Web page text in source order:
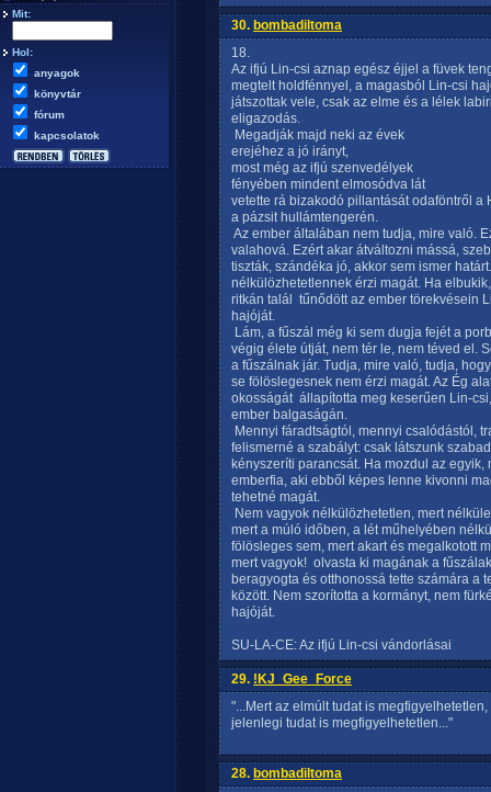
Mit:
Hol:
anyagok
könyvtár
fórum
kapcsolatok
30. bombadiltoma
18.
Az ifjú Lin-csi aznap egész éjjel a füvek
megtelt holdfénnyel, a magasból Lin-csi
játszottak vele, csak az elme és a lélek
eligazodás.
 Megadják majd neki az évek
erejéhez a jó irányt,
most még az ifjú szenvedélyek
fényében mindent elmosódva lát 
vetette rá bizakodó pillantását odaföntről
a pázsit hullámtengerén.
 Az ember általában nem tudja, mire való.
valahová. Ezért akar átváltozni mássá,
tiszták, szándéka jó, akkor sem ismer
nélkülözhetetlennek érzi magát. Ha
ritkán talál  tűnődött az ember
hajóját.
 Lám, a fűszál még ki sem dugja fejét a
végig élete útját, nem tér le, nem téved el.
a fűszálnak jár. Tudja, mire való, tudja,
se fölöslegesnek nem érzi magát. Az Ég
okosságát  állapította meg keserűen Lin-
ember balgaságán.
 Mennyi fáradtságtól, mennyi
felismerné a szabályt: csak látszunk
kényszeríti parancsát. Ha mozdul az
emberfia, aki ebből képes lenne kivonni
tehetné magát.
 Nem vagyok nélkülözhetetlen, mert
mert a múló időben, a lét műhelyében
fölösleges sem, mert akart és megalkotott
mert vagyok!  olvasta ki magának a
beragyogta és otthonossá tette számára a
között. Nem szorította a kormányt, nem
hajóját.
SU-LA-CE: Az ifjú Lin-csi vándorlásai
29. !KJ_Gee_Force
"...Mert az elmúlt tudat is
jelenlegi tudat is megfigyelhetetlen..."
28. bombadiltoma